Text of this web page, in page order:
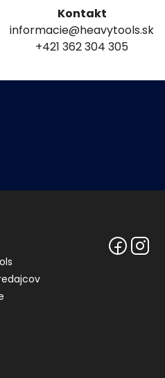
Kontakt
informacie@heavytools.sk
+421 362 304 305